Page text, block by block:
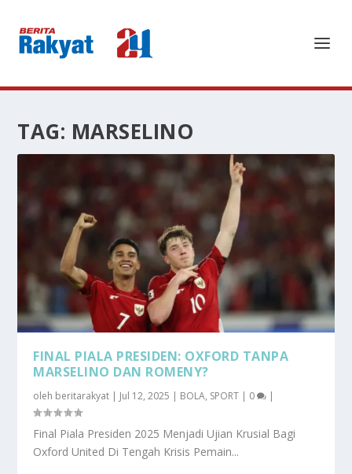
TAG: MARSELINO
FINAL PIALA PRESIDEN: OXFORD TANPA
MARSELINO DAN ROMENY?
oleh beritarakyat | Jul 12, 2025 | BOLA, SPORT | 0 |
Final Piala Presiden 2025 Menjadi Ujian Krusial Bagi
Oxford United Di Tengah Krisis Pemain...